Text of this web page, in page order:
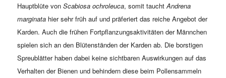
Hauptblüte vonScabiosa ochroleuca, somit tauchtAndrena
marginata hier sehr früh auf und präferiert das reiche Angebot der
Karden. Auch die frühen Fortpflanzungsaktivitäten der Männchen
spielen sich an den Blütenständen der Karden ab. Die borstigen
Spreublätter haben dabei keine sichtbaren Auswirkungen auf das
Verhalten der Bienen und behindern diese beim Pollensammeln